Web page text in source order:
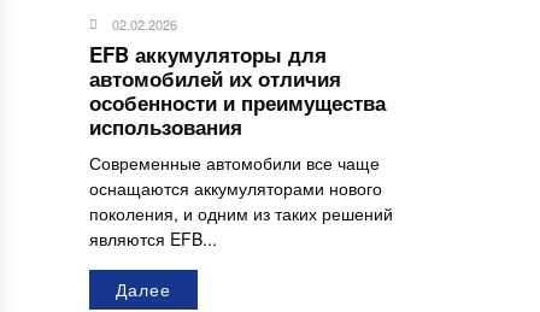
02.02.2026
EFB аккумуляторы для
автомобилей их отличия
особенности и преимущества
использования
Современные автомобили все чаще
оснащаются аккумуляторами нового
поколения, и одним из таких решений
являются EFB...
Далее